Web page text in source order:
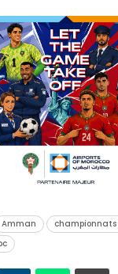
Amman